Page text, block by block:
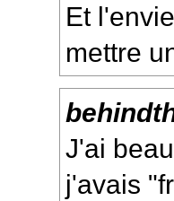
Et
mettre
J'ai
j'avais